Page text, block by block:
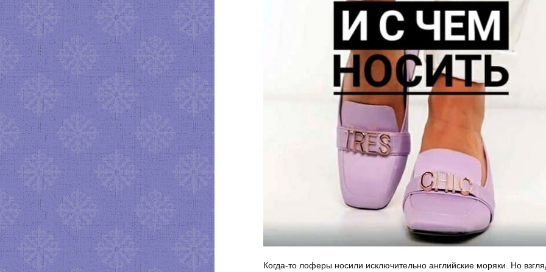
Когда-то лоферы носили исключительно английские моряки. Но